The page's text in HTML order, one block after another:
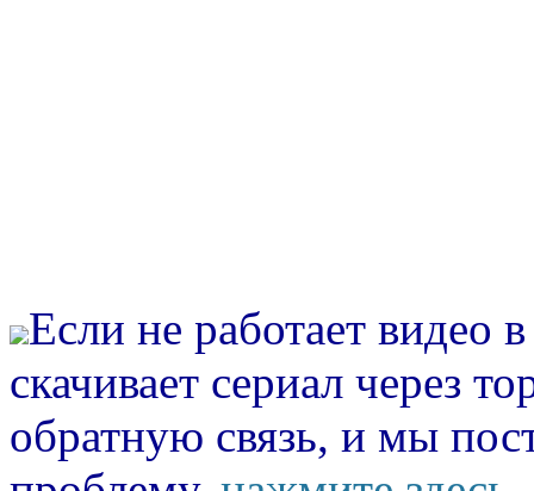
Если не работает видео
скачивает сериал через
обратную связь, и мы